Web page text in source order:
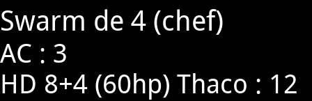
Swarm de 4 (chef)
AC : 3
HD 8+4 (60hp) Thaco : 12